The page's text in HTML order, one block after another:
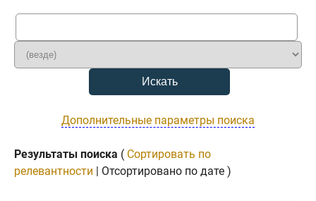
Дополнительные параметры поиска
Результаты поиска ( Сортировать по
релевантности | Отсортировано по дате )